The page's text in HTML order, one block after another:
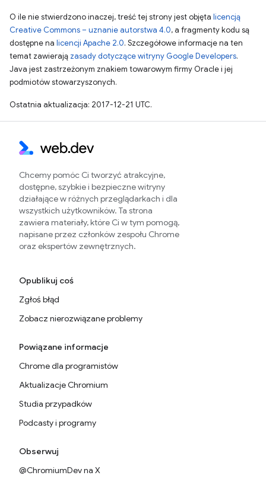
O ile nie stwierdzono inaczej, treść tej strony jest objęta licencją
Creative Commons – uznanie autorstwa 4.0, a fragmenty kodu są
dostępne na licencji Apache 2.0. Szczegółowe informacje na ten
temat zawierają zasady dotyczące witryny Google Developers.
Java jest zastrzeżonym znakiem towarowym firmy Oracle i jej
podmiotów stowarzyszonych.
Ostatnia aktualizacja: 2017-12-21 UTC.
Chcemy pomóc Ci tworzyć atrakcyjne,
dostępne, szybkie i bezpieczne witryny
działające w różnych przeglądarkach i dla
wszystkich użytkowników. Ta strona
zawiera materiały, które Ci w tym pomogą,
napisane przez członków zespołu Chrome
oraz ekspertów zewnętrznych.
Opublikuj coś
Zgłoś błąd
Zobacz nierozwiązane problemy
Powiązane informacje
Chrome dla programistów
Aktualizacje Chromium
Studia przypadków
Podcasty i programy
Obserwuj
@ChromiumDev na X